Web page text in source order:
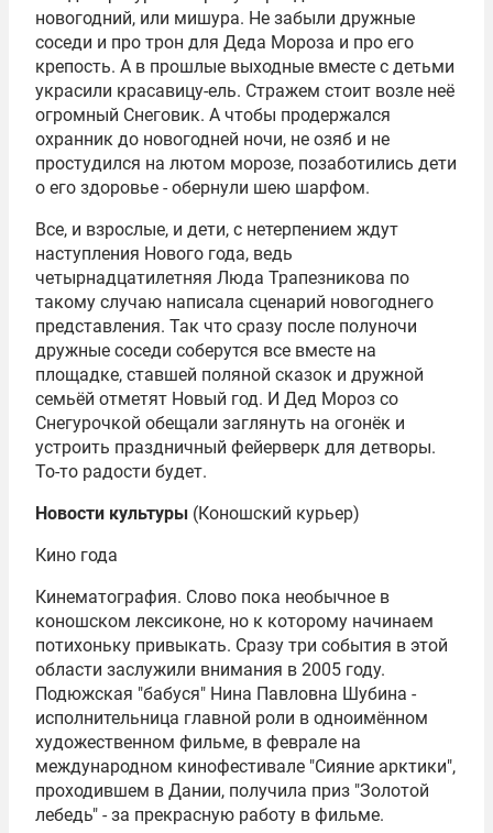
новогодний, или мишура. Не забыли дружные
соседи и про трон для Деда Мороза и про его
крепость. А в прошлые выходные вместе с детьми
украсили красавицу-ель. Стражем стоит возле неё
огромный Снеговик. А чтобы продержался
охранник до новогодней ночи, не озяб и не
простудился на лютом морозе, позаботились дети
о его здоровье - обернули шею шарфом.
Все, и взрослые, и дети, с нетерпением ждут
наступления Нового года, ведь
четырнадцатилетняя Люда Трапезникова по
такому случаю написала сценарий новогоднего
представления. Так что сразу после полуночи
дружные соседи соберутся все вместе на
площадке, ставшей поляной сказок и дружной
семьёй отметят Новый год. И Дед Мороз со
Снегурочкой обещали заглянуть на огонёк и
устроить праздничный фейерверк для детворы.
То-то радости будет.
Новости культуры (Коношский курьер)
Кино года
Кинематография. Слово пока необычное в
коношском лексиконе, но к которому начинаем
потихоньку привыкать. Сразу три события в этой
области заслужили внимания в 2005 году.
Подюжская "бабуся" Нина Павловна Шубина -
исполнительница главной роли в одноимённом
художественном фильме, в феврале на
международном кинофестивале "Сияние арктики",
проходившем в Дании, получила приз "Золотой
лебедь" - за прекрасную работу в фильме.